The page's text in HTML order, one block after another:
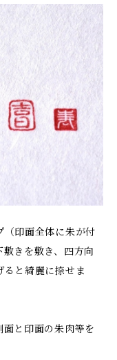
（印面全体に朱が付
きを敷き、四方向
ると綺麗に捺せま
と印面の朱肉等を